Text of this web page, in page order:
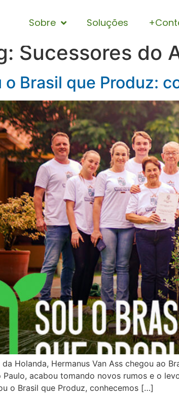
Sobre Soluções
Sucessores do
o Brasil que Produz:
da Holanda, Hermanus Van Ass chegou ao
Paulo, acabou tomando novos rumos e o
o Brasil que Produz, conhecemos […]